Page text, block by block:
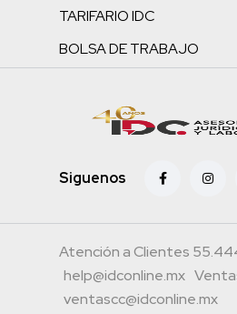
TARIFARIO IDC
BOLSA DE TRABAJO
Siguenos
Atención a Clientes
help@idconline.mx
ventascc@idconline.mx